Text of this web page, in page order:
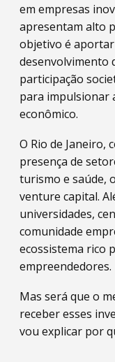
em empresas
apresentam alto
objetivo é
desenvolvimento
participação
para impulsionar
econômico.
O Rio de Janeiro,
presença de
turismo e saúde,
venture capital.
universidades,
comunidade
ecossistema rico
empreendedores.
Mas será que o
receber esses
vou explicar por